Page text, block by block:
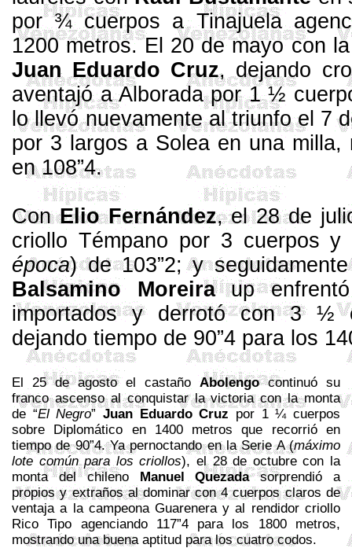
por ¾ cuerpos a Tinajuela
1200 metros. El 20 de mayo con
Juan Eduardo Cruz, dejando
aventajó a Alborada por 1 ½
lo llevó nuevamente al triunfo el 7
por 3 largos a Solea en una milla,
en 108”4.
ConElio Fernández, el 28 de
criollo Témpano por 3 cuerpos y
época) de 103”2; y
BalsaminoMoreiraup
importados y derrotó con 3 ½
dejando tiempo de 90”4 para los
El 25 de agosto el castañoAbolengocontinuó su
franco ascenso al conquistar la victoria con la monta
de “El Negro”Juan Eduardo Cruz por 1 ¼ cuerpos
sobre Diplomático en 1400 metros que recorrió en
tiempo de 90”4. Ya pernoctando enla Serie A(máximo
lote común para los criollos), el 28 de octubre con la
monta del chileno Manuel Quezadasorprendió a
propios y extraños al dominar con 4 cuerpos claros de
ventaja a la campeona Guareneray al rendidor criollo
Rico Tipo agenciando 117”4 para los 1800 metros,
mostrando una buena aptitud para los cuatro codos.